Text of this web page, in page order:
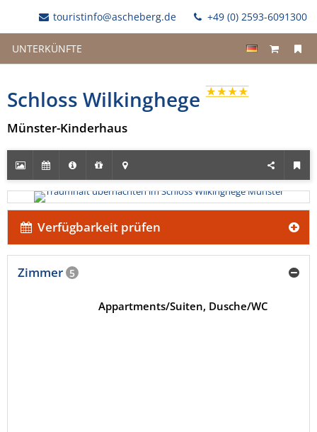
touristinfo@ascheberg.de +49 (0) 2593-6091300
UNTERKÜNFTE
Schloss Wilkinghege
Münster-Kinderhaus
Verfügbarkeit prüfen
Zimmer 5
Appartments/Suiten, Dusche/WC